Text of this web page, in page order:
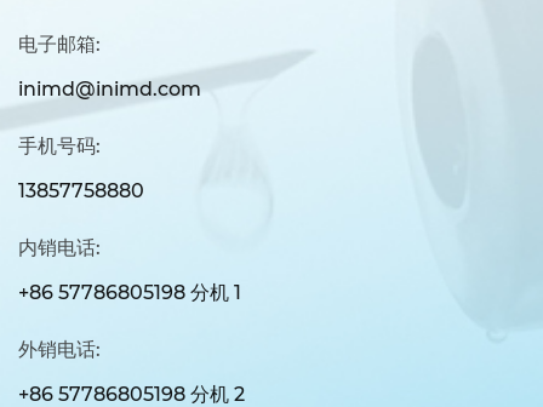
电子邮箱:
inimd@inimd.com
手机号码:
13857758880
内销电话:
+86 57786805198 分机 1
外销电话:
+86 57786805198 分机 2